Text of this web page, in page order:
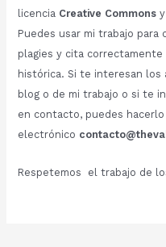
licencia Creative Commons
Puedes usar mi trabajo
plagies y cita
histórica. Si te interesan los
blog o de mi trabajo o si te
en contacto, puedes
electrónico
Respetemos el trabajo de